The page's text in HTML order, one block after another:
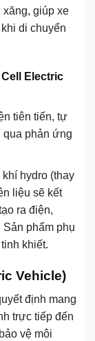
giúp xe
di chuyển
Electric
tiên tiến, tự
qua phản ứng
hydro (thay
liệu sẽ kết
ra điện,
phẩm phụ
khiết.
Vehicle)
định mang
trực tiếp đến
vệ môi